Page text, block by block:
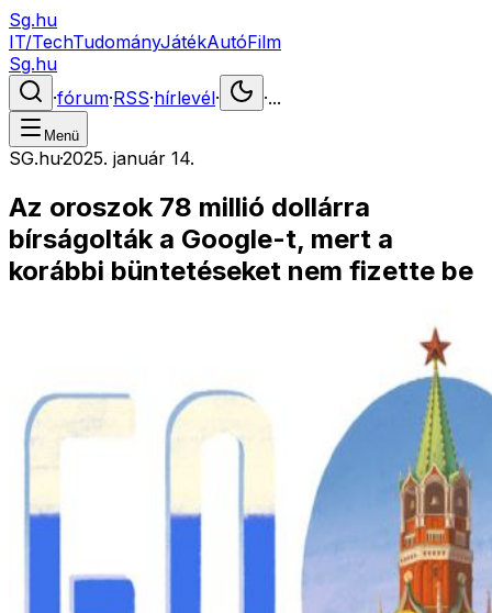
Sg.hu
IT/TechTudományJátékAutóFilm
Sg.hu
·fórum·RSS·hírlevél· ·...
Menü
SG.hu·2025. január 14.
Az oroszok 78 millió dollárra
bírságolták a Google-t, mert a
korábbi büntetéseket nem fizette be